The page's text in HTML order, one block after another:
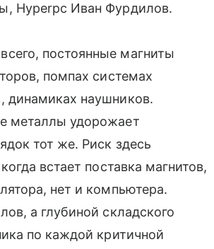
Hyperpc Иван Фурдилов.
постоянные магниты
помпах системах
динамиках наушников.
металлы удорожает
тот же. Риск здесь
встает поставка магнитов,
нет и компьютера.
а глубиной складского
по каждой критичной